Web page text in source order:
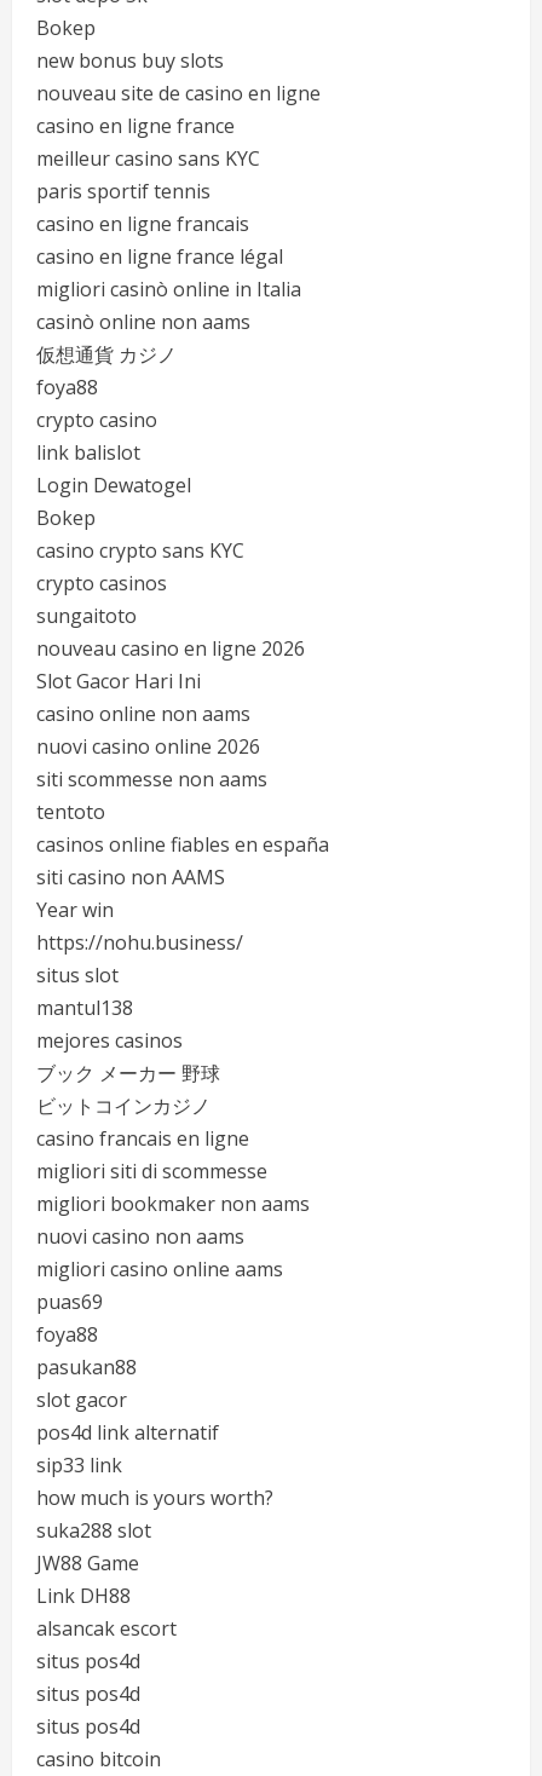
Bokep
new bonus buy slots
nouveau site de casino en ligne
casino en ligne france
meilleur casino sans KYC
paris sportif tennis
casino en ligne francais
casino en ligne france légal
migliori casinò online in Italia
casinò online non aams
仮想通貨 カジノ
foya88
crypto casino
link balislot
Login Dewatogel
Bokep
casino crypto sans KYC
crypto casinos
sungaitoto
nouveau casino en ligne 2026
Slot Gacor Hari Ini
casino online non aams
nuovi casino online 2026
siti scommesse non aams
tentoto
casinos online fiables en españa
siti casino non AAMS
Year win
https://nohu.business/
situs slot
mantul138
mejores casinos
ブック メーカー 野球
ビットコインカジノ
casino francais en ligne
migliori siti di scommesse
migliori bookmaker non aams
nuovi casino non aams
migliori casino online aams
puas69
foya88
pasukan88
slot gacor
pos4d link alternatif
sip33 link
how much is yours worth?
suka288 slot
JW88 Game
Link DH88
alsancak escort
situs pos4d
situs pos4d
situs pos4d
casino bitcoin